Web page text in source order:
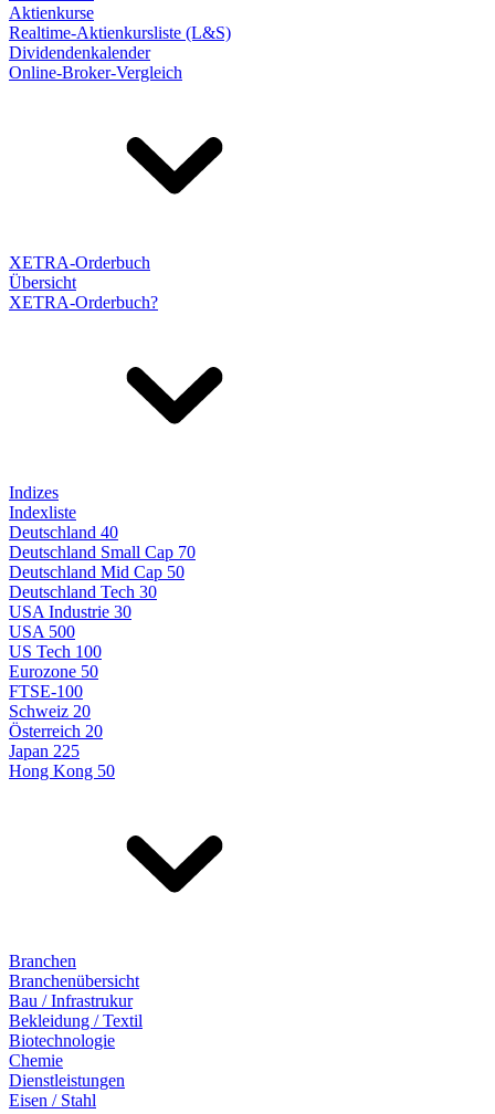
Aktienkurse
Realtime-Aktienkursliste (L&S)
Dividendenkalender
Online-Broker-Vergleich
XETRA-Orderbuch
Übersicht
XETRA-Orderbuch?
Indizes
Indexliste
Deutschland 40
Deutschland Small Cap 70
Deutschland Mid Cap 50
Deutschland Tech 30
USA Industrie 30
USA 500
US Tech 100
Eurozone 50
FTSE-100
Schweiz 20
Österreich 20
Japan 225
Hong Kong 50
Branchen
Branchenübersicht
Bau / Infrastrukur
Bekleidung / Textil
Biotechnologie
Chemie
Dienstleistungen
Eisen / Stahl